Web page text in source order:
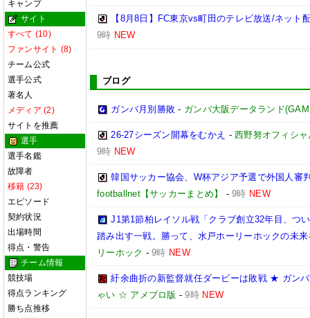
キャンプ
サイト
すべて (10)
ファンサイト (8)
チーム公式
選手公式
著名人
メディア (2)
サイトを推薦
選手
選手名鑑
故障者
移籍 (23)
エピソード
契約状況
出場時間
得点・警告
チーム情報
競技場
得点ランキング
勝ち点推移
【8月8日】FC東京vs町田のテレビ放送/ネット
9時 NEW
ブログ
ガンバ月別勝敗 - ガンバ大阪データランド
26-27シーズン開幕をむかえ -西野努オフィシ
9時 NEW
韓国サッカー協会、W杯アジア予選で外国人
footballnet【サッカーまとめ】
-9時 NEW
J1第1節柏レイソル戦「クラブ創立32年目、つ
踏み出す一戦。勝って、水戸ホーリーホックの未
リーホック -9時 NEW
紆余曲折の新監督就任ダービーは敗戦 ★ ガン
ゃい ☆ アメブロ版 -9時 NEW